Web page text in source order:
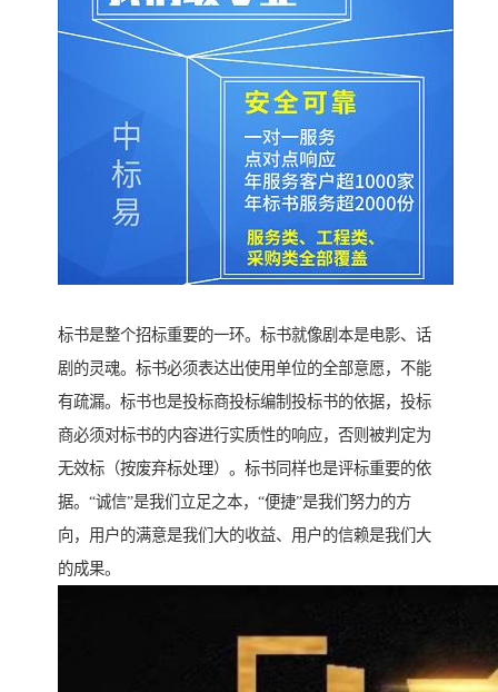
标书是整个招标重要的一环。标书就像剧本是电影、话
剧的灵魂。标书必须表达出使用单位的全部意愿，不能
有疏漏。标书也是投标商投标编制投标书的依据，投标
商必须对标书的内容进行实质性的响应，否则被判定为
无效标（按废弃标处理）。标书同样也是评标重要的依
据。“诚信”是我们立足之本，“便捷”是我们努力的方
向，用户的满意是我们大的收益、用户的信赖是我们大
的成果。